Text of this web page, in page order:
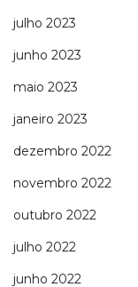
julho 2023
junho 2023
maio 2023
janeiro 2023
dezembro 2022
novembro 2022
outubro 2022
julho 2022
junho 2022